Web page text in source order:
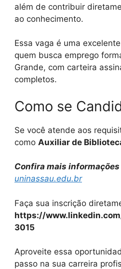
além de contribuir
ao conhecimento.
Essa vaga é uma
quem busca emprego
Grande, com carteira
completos.
Como se
Se você atende aos
como Auxiliar de
Confira mais
uninassau.edu.br
Faça sua inscrição
https://
3015
Aproveite essa
passo na sua carreira